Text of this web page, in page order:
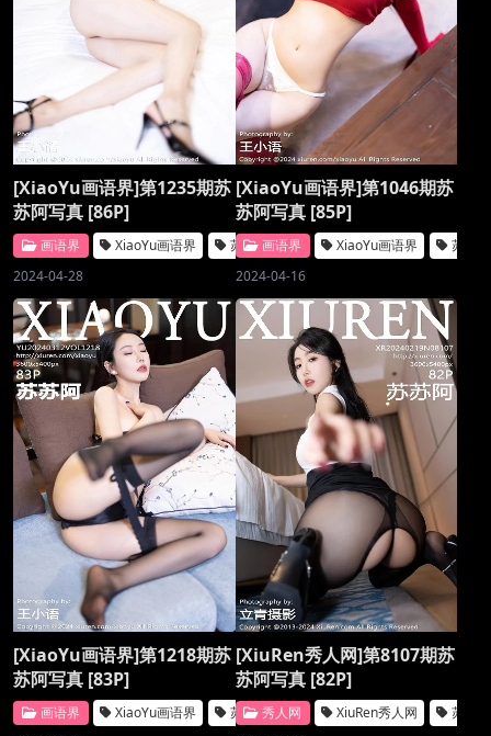
[XiaoYu画语界]第1235期苏
苏阿写真 [86P]
画语界 XiaoYu画语界
苏苏阿
2024-04-28
[XiaoYu画语界]第1046期苏
苏阿写真 [85P]
画语界 XiaoYu画语界
苏苏阿
2024-04-16
[XiaoYu画语界]第1218期苏
苏阿写真 [83P]
画语界 XiaoYu画语界
苏苏阿
[XiuRen秀人网]第8107期苏
苏阿写真 [82P]
秀人网 XiuRen秀人网
苏苏阿